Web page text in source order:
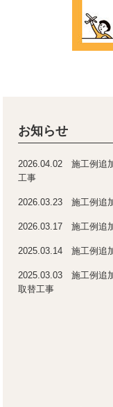
お知らせ
2026.04.02 施工例追
工事
2026.03.23 施工例追
2026.03.17 施工例追
2025.03.14 施工例追
2025.03.03 施工例追
取替工事